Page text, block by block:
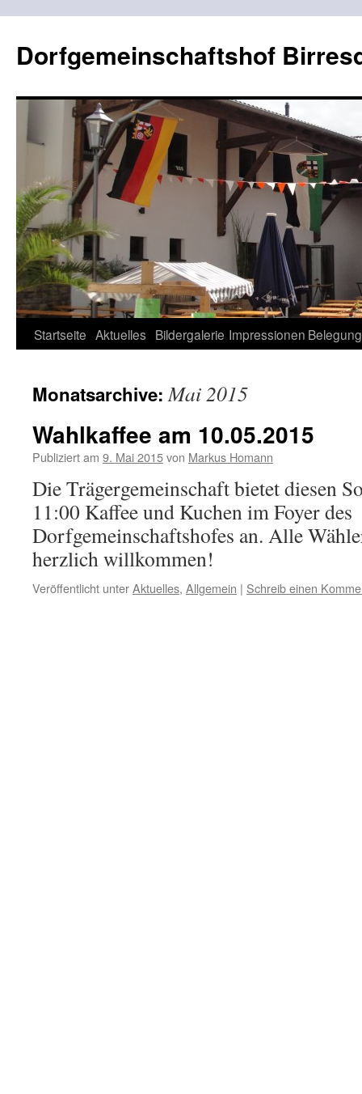
Dorfgemeinschaftshof
Zum
springen
Startseite Aktuelles Bildergalerie Impressionen
Monatsarchive:Mai 2015
Wahlkaffee am 10.05.2015
Publiziert am 9. Mai 2015von Markus Homann
Die Trägergemeinschaft bietet diesen
11:00 Kaffee und Kuchen im Foyer des
Dorfgemeinschaftshofes an. Alle
herzlich willkommen!
Veröffentlicht unterAktuelles, Allgemein | Schreib einen